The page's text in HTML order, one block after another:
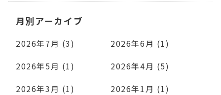
月別アーカイブ
2026年7月 (3)
2026年6月 (1)
2026年5月 (1)
2026年4月 (5)
2026年3月 (1)
2026年1月 (1)